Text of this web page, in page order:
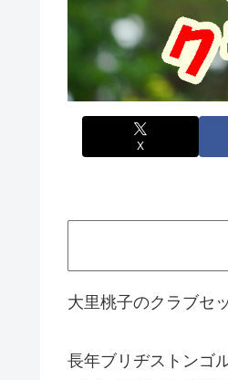
X
大里桃子のクラブセ
長年ブリヂストンゴ